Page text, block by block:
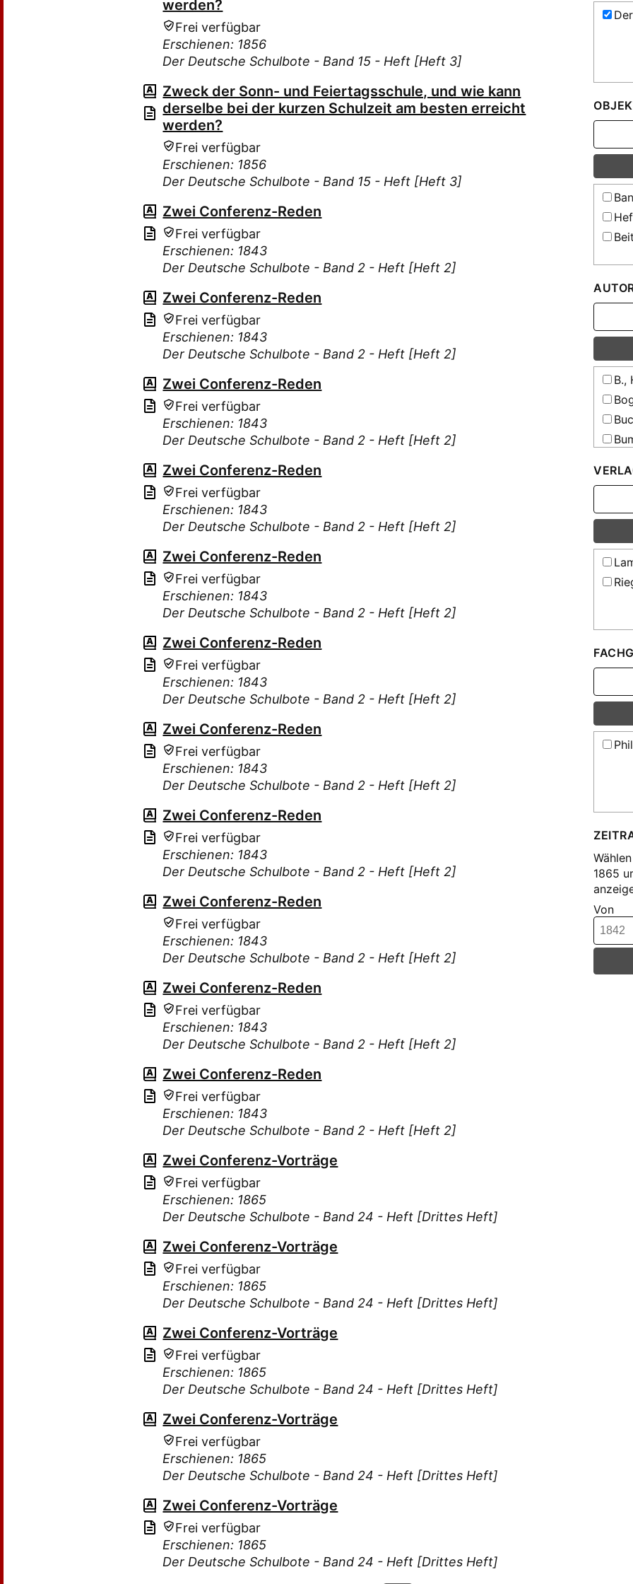
werden?
Frei verfügbar
Erschienen: 1856
Der Deutsche Schulbote - Band 15 - Heft [Heft 3]
Zweck der Sonn- und Feiertagsschule, und wie kann
derselbe bei der kurzen Schulzeit am besten erreicht
werden?
Frei verfügbar
Erschienen: 1856
Der Deutsche Schulbote - Band 15 - Heft [Heft 3]
Zwei Conferenz-Reden
Frei verfügbar
Erschienen: 1843
Der Deutsche Schulbote - Band 2 - Heft [Heft 2]
Zwei Conferenz-Reden
Frei verfügbar
Erschienen: 1843
Der Deutsche Schulbote - Band 2 - Heft [Heft 2]
Zwei Conferenz-Reden
Frei verfügbar
Erschienen: 1843
Der Deutsche Schulbote - Band 2 - Heft [Heft 2]
Zwei Conferenz-Reden
Frei verfügbar
Erschienen: 1843
Der Deutsche Schulbote - Band 2 - Heft [Heft 2]
Zwei Conferenz-Reden
Frei verfügbar
Erschienen: 1843
Der Deutsche Schulbote - Band 2 - Heft [Heft 2]
Zwei Conferenz-Reden
Frei verfügbar
Erschienen: 1843
Der Deutsche Schulbote - Band 2 - Heft [Heft 2]
Zwei Conferenz-Reden
Frei verfügbar
Erschienen: 1843
Der Deutsche Schulbote - Band 2 - Heft [Heft 2]
Zwei Conferenz-Reden
Frei verfügbar
Erschienen: 1843
Der Deutsche Schulbote - Band 2 - Heft [Heft 2]
Zwei Conferenz-Reden
Frei verfügbar
Erschienen: 1843
Der Deutsche Schulbote - Band 2 - Heft [Heft 2]
Zwei Conferenz-Reden
Frei verfügbar
Erschienen: 1843
Der Deutsche Schulbote - Band 2 - Heft [Heft 2]
Zwei Conferenz-Reden
Frei verfügbar
Erschienen: 1843
Der Deutsche Schulbote - Band 2 - Heft [Heft 2]
Zwei Conferenz-Vorträge
Frei verfügbar
Erschienen: 1865
Der Deutsche Schulbote - Band 24 - Heft [Drittes Heft]
Zwei Conferenz-Vorträge
Frei verfügbar
Erschienen: 1865
Der Deutsche Schulbote - Band 24 - Heft [Drittes Heft]
Zwei Conferenz-Vorträge
Frei verfügbar
Erschienen: 1865
Der Deutsche Schulbote - Band 24 - Heft [Drittes Heft]
Zwei Conferenz-Vorträge
Frei verfügbar
Erschienen: 1865
Der Deutsche Schulbote - Band 24 - Heft [Drittes Heft]
Zwei Conferenz-Vorträge
Frei verfügbar
Erschienen: 1865
Der Deutsche Schulbote - Band 24 - Heft [Drittes Heft]
B.,
F.,
F.,
F.,
G.,
H.,
H.,
H.,
H.,
1865
Von